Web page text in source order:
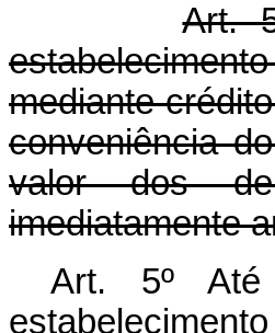
Art.
mediante
conveniência
valor dos
imediatamente
Art. 5º